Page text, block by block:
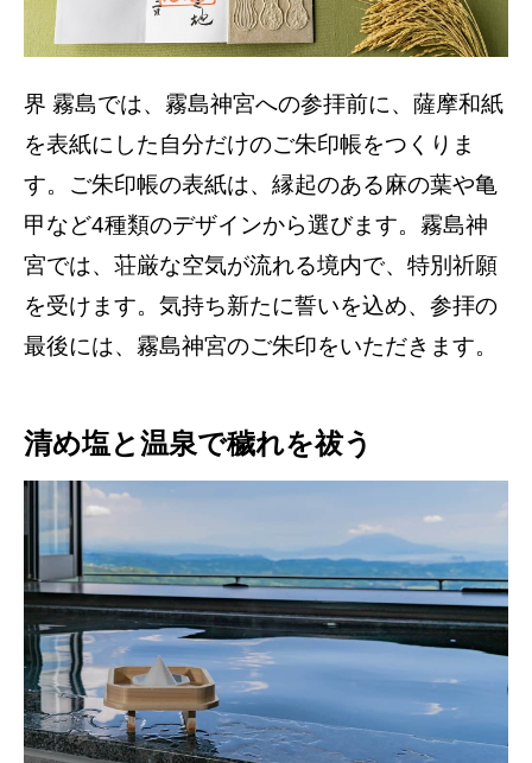
界 霧島では、霧島神宮への参拝前に、薩摩和紙
を表紙にした自分だけのご朱印帳をつくりま
す。ご朱印帳の表紙は、縁起のある麻の葉や亀
甲など4種類のデザインから選びます。霧島神
宮では、荘厳な空気が流れる境内で、特別祈願
を受けます。気持ち新たに誓いを込め、参拝の
最後には、霧島神宮のご朱印をいただきます。
清め塩と温泉で穢れを祓う